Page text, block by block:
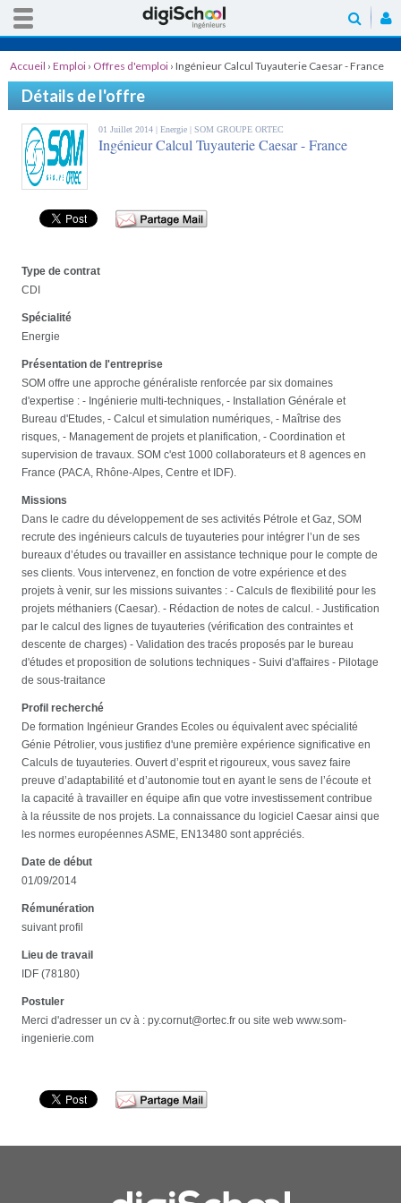
Accueil › Emploi › Offres d'emploi › Ingénieur Calcul Tuyauterie Caesar - France
Détails de l'offre
01 Juillet 2014 | Energie | SOM GROUPE ORTEC
Ingénieur Calcul Tuyauterie Caesar - France
Type de contrat
CDI
Spécialité
Energie
Présentation de l'entreprise
SOM offre une approche généraliste renforcée par six domaines
d'expertise : - Ingénierie multi-techniques, - Installation Générale et
Bureau d'Etudes, - Calcul et simulation numériques, - Maîtrise des
risques, - Management de projets et planification, - Coordination et
supervision de travaux. SOM c'est 1000 collaborateurs et 8 agences en
France (PACA, Rhône-Alpes, Centre et IDF).
Missions
Dans le cadre du développement de ses activités Pétrole et Gaz, SOM
recrute des ingénieurs calculs de tuyauteries pour intégrer l’un de ses
bureaux d’études ou travailler en assistance technique pour le compte de
ses clients. Vous intervenez, en fonction de votre expérience et des
projets à venir, sur les missions suivantes : - Calculs de flexibilité pour les
projets méthaniers (Caesar). - Rédaction de notes de calcul. - Justification
par le calcul des lignes de tuyauteries (vérification des contraintes et
descente de charges) - Validation des tracés proposés par le bureau
d'études et proposition de solutions techniques - Suivi d'affaires - Pilotage
de sous-traitance
Profil recherché
De formation Ingénieur Grandes Ecoles ou équivalent avec spécialité
Génie Pétrolier, vous justifiez d'une première expérience significative en
Calculs de tuyauteries. Ouvert d’esprit et rigoureux, vous savez faire
preuve d’adaptabilité et d’autonomie tout en ayant le sens de l’écoute et
la capacité à travailler en équipe afin que votre investissement contribue
à la réussite de nos projets. La connaissance du logiciel Caesar ainsi que
les normes européennes ASME, EN13480 sont appréciés.
Date de début
01/09/2014
Rémunération
suivant profil
Lieu de travail
IDF (78180)
Postuler
Merci d'adresser un cv à : py.cornut@ortec.fr ou site web www.som-
ingenierie.com